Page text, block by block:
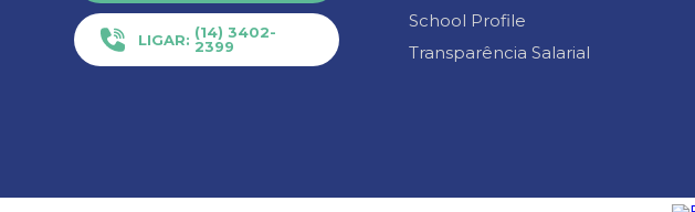
LIGAR: (14) 3402-
2399
School Profile
Transparência Salarial